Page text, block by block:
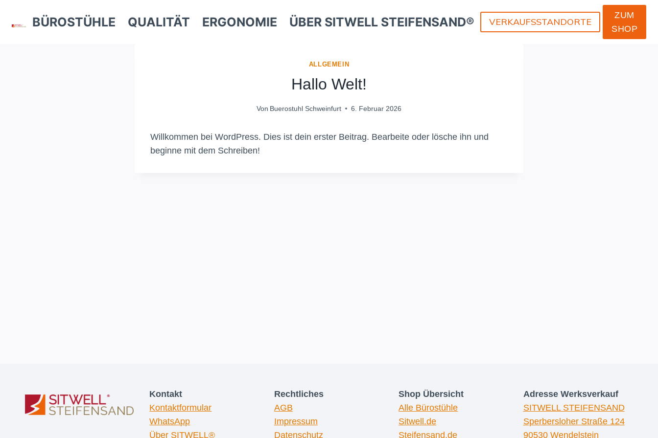
BÜROSTÜHLE QUALITÄT ERGONOMIE ÜBER SITWELL STEIFENSAND® VERKAUFSSTANDORTE
ZUM
SHOP
ALLGEMEIN
Hallo Welt!
Von Buerostuhl Schweinfurt 6. Februar 2026
Willkommen bei WordPress. Dies ist dein erster Beitrag. Bearbeite oder lösche ihn und
beginne mit dem Schreiben!
Kontakt
Kontaktformular
WhatsApp
Über SITWELL®
Rechtliches
AGB
Impressum
Datenschutz
Shop Übersicht
Alle Bürostühle
Sitwell.de
Steifensand.de
Adresse Werksverkauf
SITWELL STEIFENSAND
Sperbersloher Straße 124
90530 Wendelstein